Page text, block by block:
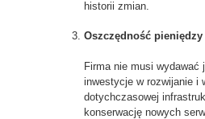
historii zmian.
Oszczędność
Firma nie musi wydawać
inwestycje w rozwijanie i
dotychczasowej
konserwację nowych